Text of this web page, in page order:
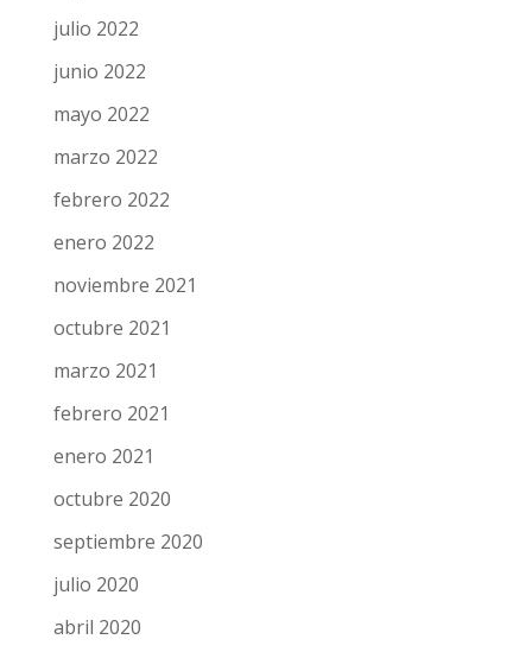
julio 2022
junio 2022
mayo 2022
marzo 2022
febrero 2022
enero 2022
noviembre 2021
octubre 2021
marzo 2021
febrero 2021
enero 2021
octubre 2020
septiembre 2020
julio 2020
abril 2020